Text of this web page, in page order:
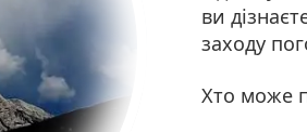
ви
заходу
Хто може